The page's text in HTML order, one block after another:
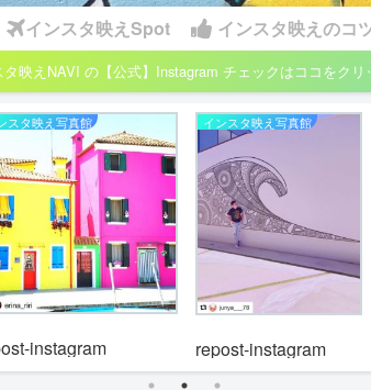
インスタ映えSpot インスタ映えのコ
映えNAVI の【公式】Instagram チェックはココをク
スタ映え写真館
instagram
インスタ映え写真館
repost-instagram